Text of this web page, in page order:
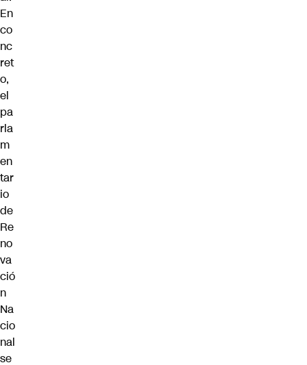
En
co
nc
ret
o,
el
pa
rla
m
en
tar
io
de
Re
no
va
ció
n
Na
cio
nal
se